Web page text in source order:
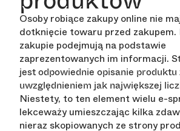
Osoby robiące zakupy online nie
dotknięcie towaru przed zakupem.
zakupie podejmują na podstawie
zaprezentowanych im informacji.
jest odpowiednie opisanie produktu
uwzględnieniem jak największej
Niestety, to ten element wielu e-
lekceważy umieszczając kilka
nieraz skopiowanych ze strony